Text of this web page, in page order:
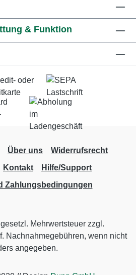
& Funktion
Über uns
Widerrufsrecht
Kontakt
Hilfe/Support
Zahlungsbedingungen
Mehrwertsteuer zzgl.
Nachnahmegebühren, wenn nicht
angegeben.